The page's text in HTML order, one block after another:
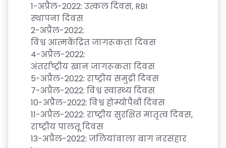
1-अप्रैल-2022: उत्कलदिवस, RBI
स्थापनादिवस
2-अप्रैल-2022:
विश्व आत्मकेंद्रितजागरूकतादिवस
4-अप्रैल-2022:
अंतर्राष्ट्रीयखानजागरूकतादिवस
5-अप्रैल-2022: राष्ट्रीयसमुद्रीदिवस
7-अप्रैल-2022: विश्वस्वास्थ्यदिवस
10-अप्रैल-2022: विश्वहोम्योपैथीदिवस
11-अप्रैल-2022: राष्ट्रीयसुरक्षितमातृत्वदिवस,
राष्ट्रीयपालतूदिवस
13-अप्रैल-2022: जलियांवालाबागनरसंहार